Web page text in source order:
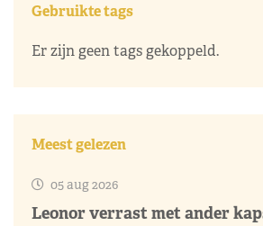
Gebruikte tags
Er zijn geen tags gekoppeld.
Meest gelezen
05 aug 2026
Leonor verrast met ander